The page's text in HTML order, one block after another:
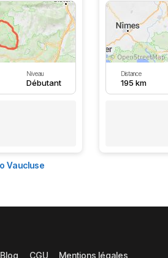
Niveau
Débutant
Distance
195 km
Vaucluse
Blog CGU Mentions légales